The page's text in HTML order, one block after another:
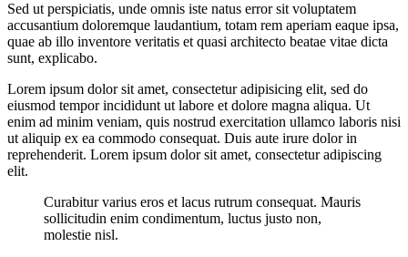
Sed ut perspiciatis, unde omnis iste natus error sit voluptatem
accusantium doloremque laudantium, totam rem aperiam eaque ipsa,
quae ab illo inventore veritatis et quasi architecto beatae vitae dicta
sunt, explicabo.
Lorem ipsum dolor sit amet, consectetur adipisicing elit, sed do
eiusmod tempor incididunt ut labore et dolore magna aliqua. Ut
enim ad minim veniam, quis nostrud exercitation ullamco laboris nisi
ut aliquip ex ea commodo consequat. Duis aute irure dolor in
reprehenderit. Lorem ipsum dolor sit amet, consectetur adipiscing
elit.
Curabitur varius eros et lacus rutrum consequat. Mauris
sollicitudin enim condimentum, luctus justo non,
molestie nisl.